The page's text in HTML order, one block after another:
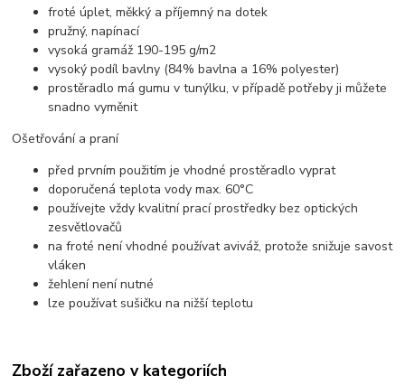
froté úplet, měkký a příjemný na dotek
pružný, napínací
vysoká gramáž 190-195 g/m2
vysoký podíl bavlny (84% bavlna a 16% polyester)
prostěradlo má gumu v tunýlku, v případě potřeby ji můžete
snadno vyměnit
Ošetřování a praní
před prvním použitím je vhodné prostěradlo vyprat
doporučená teplota vody max. 60°C
používejte vždy kvalitní prací prostředky bez optických
zesvětlovačů
na froté není vhodné používat aviváž, protože snižuje savost
vláken
žehlení není nutné
lze používat sušičku na nižší teplotu
Zboží zařazeno v kategoriích